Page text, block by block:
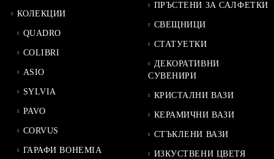
КОЛЕКЦИИ
QUADRO
COLIBRI
ASIO
SYLVIA
PAVO
CORVUS
ГАРАФИ BOHEMIA
ПРЪСТЕНИ ЗА САЛФЕТКИ
СВЕЩНИЦИ
СТАТУЕТКИ
ДЕКОРАТИВНИ
СУВЕНИРИ
КРИСТАЛНИ ВАЗИ
КЕРАМИЧНИ ВАЗИ
СТЪКЛЕНИ ВАЗИ
ИЗКУСТВЕНИ ЦВЕТЯ